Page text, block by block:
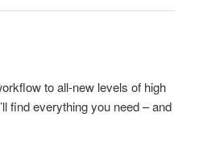
to all-new levels of high
find everything you need – and